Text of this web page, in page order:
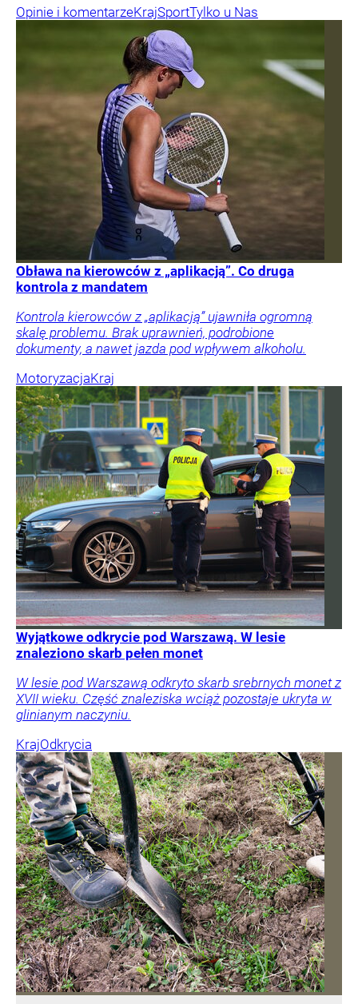
Opinie i komentarzeKrajSportTylko u Nas
Obława na kierowców z „aplikacją”. Co druga
kontrola z mandatem
Kontrola kierowców z „aplikacją” ujawniła ogromną
skalę problemu. Brak uprawnień, podrobione
dokumenty, a nawet jazda pod wpływem alkoholu.
MotoryzacjaKraj
Wyjątkowe odkrycie pod Warszawą. W lesie
znaleziono skarb pełen monet
W lesie pod Warszawą odkryto skarb srebrnych monet z
XVII wieku. Część znaleziska wciąż pozostaje ukryta w
glinianym naczyniu.
KrajOdkrycia